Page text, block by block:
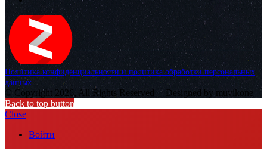
Политика конфиденциальности и политика обработки персональных
данных
© Copyright 2026, All Rights Reserved | Designed by muvikone
Back to top button
Close
Войти